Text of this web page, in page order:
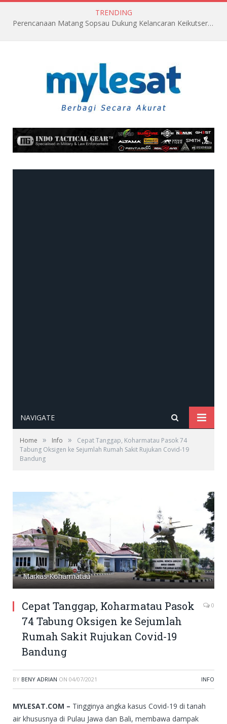
TRENDING
Perencanaan Matang Sopsau Dukung Kelancaran Keikutsertaan TNI AU di Pitch Black 2026
NAVIGATE
Home » Info »
Cepat Tanggap, Koharmatau Pasok 74
Tabung Oksigen ke Sejumlah Rumah Sakit Rujukan Covid-19
Bandung
Markas Koharmatau
Cepat Tanggap, Koharmatau Pasok
74 Tabung Oksigen ke Sejumlah
Rumah Sakit Rujukan Covid-19
Bandung
0
BY BENY ADRIAN ON 04/07/2021 INFO
MYLESAT.COM – Tingginya angka kasus Covid-19 di tanah
air khususnya di Pulau Jawa dan Bali, membawa dampak